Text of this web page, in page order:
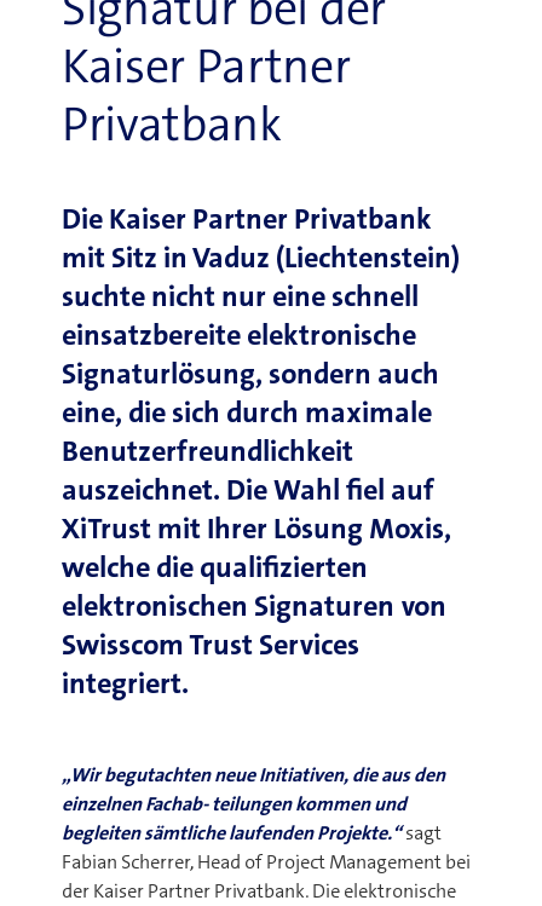
Kaiser Partner
Privatbank
Die Kaiser Partner Privatbank
mit Sitz in Vaduz (Liechtenstein)
suchte nicht nur eine schnell
einsatzbereite elektronische
Signaturlösung, sondern auch
eine, die sich durch maximale
Benutzerfreundlichkeit
auszeichnet. Die Wahl fiel auf
XiTrust mit Ihrer Lösung Moxis,
welche die qualifizierten
elektronischen Signaturen von
Swisscom Trust Services
integriert.
„Wir begutachten neue Initiativen, die aus den
einzelnen Fachab- teilungen kommen und
begleiten sämtliche laufenden Projekte.“sagt
Fabian Scherrer, Head of Project Management bei
der Kaiser Partner Privatbank. Die elektronische